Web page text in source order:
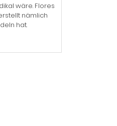
wäre. Flores
nämlich
hat.